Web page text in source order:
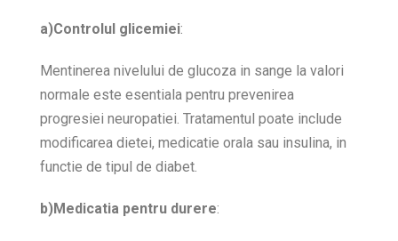
a)Controlul glicemiei:
Mentinerea nivelului de glucoza in sange la valori
normale este esentiala pentru prevenirea
progresiei neuropatiei. Tratamentul poate include
modificarea dietei, medicatie orala sau insulina, in
functie de tipul de diabet.
b)Medicatia pentru durere: